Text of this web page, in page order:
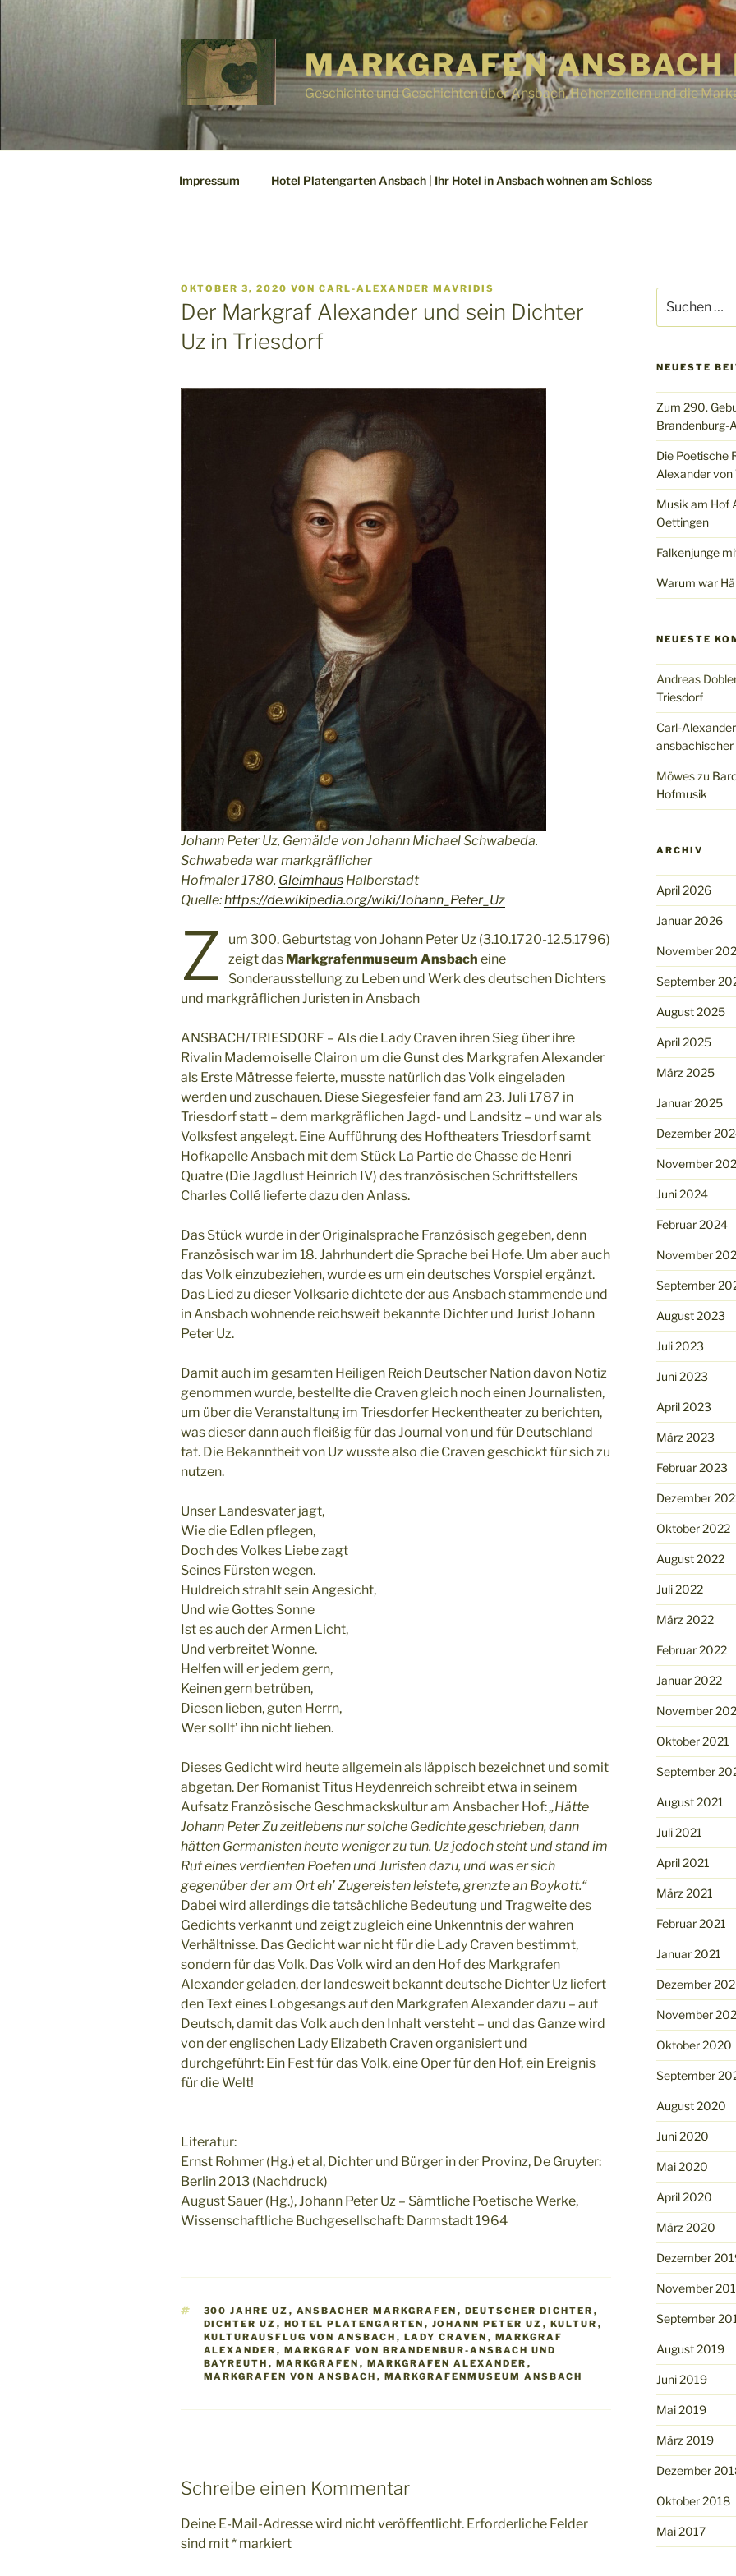
MARKGRAFEN ANSBACH
Geschichte und Geschichten über Ansbach, Hohenzollern und die
Impressum Hotel Platengarten Ansbach | Ihr Hotel in Ansbach wohnen am Schloss
VERÖFFENTLICHT
AM
OKTOBER 3, 2020 VON CARL-ALEXANDER MAVRIDIS
Der Markgraf Alexander und sein Dichter
Uz in Triesdorf
Johann Peter Uz, Gemälde von Johann Michael Schwabeda.
Schwabeda war markgräflicher
Hofmaler 1780, Gleimhaus Halberstadt
Quelle:https://de.wikipedia.org/wiki/Johann_Peter_Uz
Z
um 300. Geburtstag von Johann Peter Uz (3.10.1720-12.5.1796)
zeigt das Markgrafenmuseum Ansbach eine
Sonderausstellung zu Leben und Werk des deutschen Dichters
und markgräflichen Juristen in Ansbach
ANSBACH/TRIESDORF – Als die Lady Craven ihren Sieg über ihre
Rivalin Mademoiselle Clairon um die Gunst des Markgrafen Alexander
als Erste Mätresse feierte, musste natürlich das Volk eingeladen
werden und zuschauen. Diese Siegesfeier fand am 23. Juli 1787 in
Triesdorf statt – dem markgräflichen Jagd- und Landsitz – und war als
Volksfest angelegt. Eine Aufführung des Hoftheaters Triesdorf samt
Hofkapelle Ansbach mit dem Stück La Partie de Chasse de Henri
Quatre (Die Jagdlust Heinrich IV) des französischen Schriftstellers
Charles Collé lieferte dazu den Anlass.
Das Stück wurde in der Originalsprache Französisch gegeben, denn
Französisch war im 18. Jahrhundert die Sprache bei Hofe. Um aber auch
das Volk einzubeziehen, wurde es um ein deutsches Vorspiel ergänzt.
Das Lied zu dieser Volksarie dichtete der aus Ansbach stammende und
in Ansbach wohnende reichsweit bekannte Dichter und Jurist Johann
Peter Uz.
Damit auch im gesamten Heiligen Reich Deutscher Nation davon Notiz
genommen wurde, bestellte die Craven gleich noch einen Journalisten,
um über die Veranstaltung im Triesdorfer Heckentheater zu berichten,
was dieser dann auch fleißig für das Journal von und für Deutschland
tat. Die Bekanntheit von Uz wusste also die Craven geschickt für sich zu
nutzen.
Unser Landesvater jagt,
Wie die Edlen pflegen,
Doch des Volkes Liebe zagt
Seines Fürsten wegen.
Huldreich strahlt sein Angesicht,
Und wie Gottes Sonne
Ist es auch der Armen Licht,
Und verbreitet Wonne.
Helfen will er jedem gern,
Keinen gern betrüben,
Diesen lieben, guten Herrn,
Wer sollt’ ihn nicht lieben.
Dieses Gedicht wird heute allgemein als läppisch bezeichnet und somit
abgetan. Der Romanist Titus Heydenreich schreibt etwa in seinem
Aufsatz Französische Geschmackskultur am Ansbacher Hof:„Hätte
Johann Peter Zu zeitlebens nur solche Gedichte geschrieben, dann
hätten Germanisten heute weniger zu tun. Uz jedoch steht und stand im
Ruf eines verdienten Poeten und Juristen dazu, und was er sich
gegenüber der am Ort eh’ Zugereisten leistete, grenzte an Boykott.“
Dabei wird allerdings die tatsächliche Bedeutung und Tragweite des
Gedichts verkannt und zeigt zugleich eine Unkenntnis der wahren
Verhältnisse. Das Gedicht war nicht für die Lady Craven bestimmt,
sondern für das Volk. Das Volk wird an den Hof des Markgrafen
Alexander geladen, der landesweit bekannt deutsche Dichter Uz liefert
den Text eines Lobgesangs auf den Markgrafen Alexander dazu – auf
Deutsch, damit das Volk auch den Inhalt versteht – und das Ganze wird
von der englischen Lady Elizabeth Craven organisiert und
durchgeführt: Ein Fest für das Volk, eine Oper für den Hof, ein Ereignis
für die Welt!
Literatur:
Ernst Rohmer (Hg.) et al, Dichter und Bürger in der Provinz, De Gruyter:
Berlin 2013 (Nachdruck)
August Sauer (Hg.), Johann Peter Uz – Sämtliche Poetische Werke,
Wissenschaftliche Buchgesellschaft: Darmstadt 1964
SCHLAGWÖRTER
300 JAHRE UZ , ANSBACHER MARKGRAFEN , DEUTSCHER DICHTER ,
DICHTER UZ , HOTEL PLATENGARTEN , JOHANN PETER UZ , KULTUR ,
KULTURAUSFLUG VON ANSBACH , LADY CRAVEN , MARKGRAF
ALEXANDER , MARKGRAF VON BRANDENBUR-ANSBACH UND
BAYREUTH , MARKGRAFEN , MARKGRAFEN ALEXANDER ,
MARKGRAFEN VON ANSBACH , MARKGRAFENMUSEUM ANSBACH
Schreibe einen Kommentar
Deine E-Mail-Adresse wird nicht veröffentlicht. Erforderliche Felder
sind mit* markiert
nach:
NEUESTE
Zum 290.
Brandenburg-
Die Poetische
Alexander
Musik am Hof
Oettingen
Falkenjunge
Warum war
NEUESTE
Andreas
Triesdorf
Carl-
Möweszu
Hofmusik
ARCHIV
April 2026
Januar 2026
November
September
August 2025
April 2025
März 2025
Januar 2025
Dezember
November
Juni 2024
Februar 2024
November
September
August 2023
Juli 2023
Juni 2023
April 2023
März 2023
Februar 2023
Dezember
Oktober 2022
August 2022
Juli 2022
März 2022
Februar 2022
Januar 2022
November
Oktober 2021
September
August 2021
Juli 2021
April 2021
März 2021
Februar 2021
Januar 2021
Dezember
November
Oktober 2020
September
August 2020
Juni 2020
Mai 2020
April 2020
März 2020
Dezember
November
September
August 2019
Juni 2019
Mai 2019
März 2019
Dezember
Oktober 2018
Mai 2017